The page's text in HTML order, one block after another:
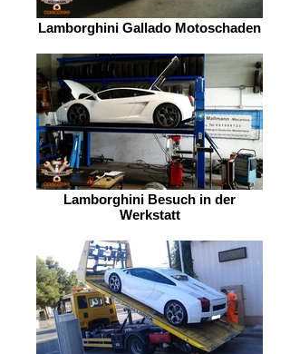
Lamborghini Gallado Motoschaden
Lamborghini Besuch in der
Werkstatt